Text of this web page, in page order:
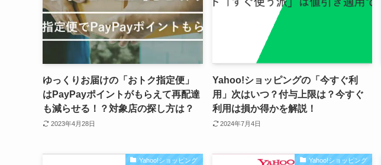
ゆっくりお届けの「おトク指定便」
はPayPayポイントがもらえて再配達
も減らせる！？対象店の探し方は？
2023年4月28日
Yahoo!ショッピングの「今すぐ利
用」次はいつ？付与上限は？今すぐ
利用は損か得かを解説！
2024年7月4日
Yahoo!ショッピング Yahoo!ショッピング